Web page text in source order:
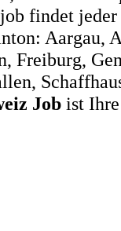
findet
Aargau,
Freiburg,
Job ist